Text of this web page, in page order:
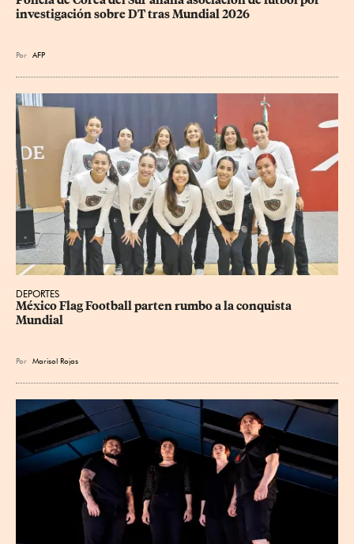
investigación sobre DT tras Mundial 2026
Por AFP
DEPORTES
México Flag Football parten rumbo a la conquista
Mundial
Por Marisol Rojas